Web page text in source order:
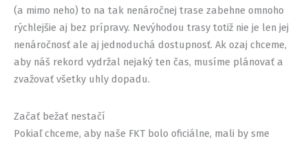
(a mimo neho) to na tak nenáročnej trase zabehne omnoho
rýchlejšie aj bez prípravy. Nevýhodou trasy totiž nie je len jej
nenáročnosť ale aj jednoduchá dostupnosť. Ak ozaj chceme,
aby náš rekord vydržal nejaký ten čas, musíme plánovať a
zvažovať všetky uhly dopadu.
Začať bežať nestačí
Pokiaľ chceme, aby naše FKT bolo oficiálne, mali by sme